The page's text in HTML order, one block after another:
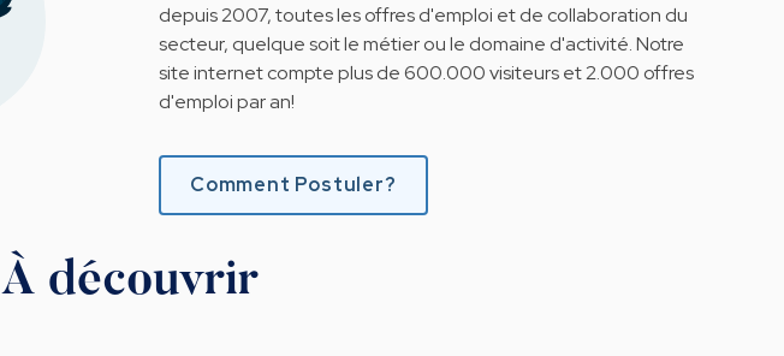
depuis 2007, toutes les offres d'emploi et de collaboration du
secteur, quelque soit le métier ou le domaine d'activité. Notre
site internet compte plus de 600.000 visiteurs et 2.000 offres
d'emploi par an!
Comment Postuler?
À découvrir